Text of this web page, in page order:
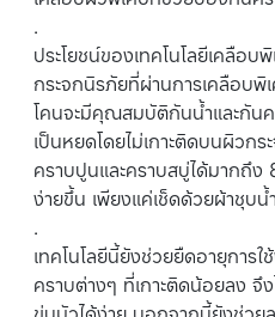
.
ประโยชน์ของเทคโนโลยีเคลือบ
กระจกนิรภัยที่ผ่านการเคลือบพิ
โคนจะมีคุณสมบัติกันน้ำและกันค
เป็นหยดโดยไม่เกาะติดบนผิวก
คราบปูนและคราบสบู่ได้มากถึง
ง่ายขึ้น เพียงแค่เช็ดด้วยผ้าชุบน้
.
เทคโนโลยีนี้ยังช่วยยืดอายุการ
คราบต่างๆ ที่เกาะติดน้อยลง จึ